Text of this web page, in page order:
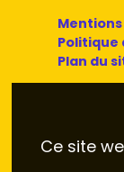
Politique
Plan du
Ce site